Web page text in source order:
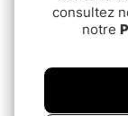
€7.90
consultez
notre